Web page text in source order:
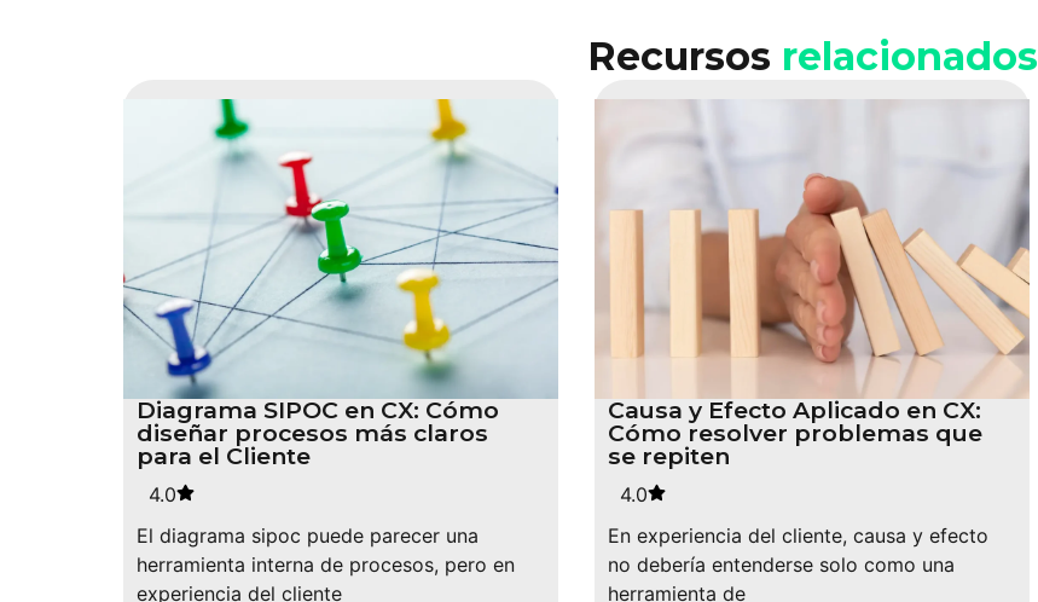
Recursos relacionados
Diagrama SIPOC en CX: Cómo
diseñar procesos más claros
para el Cliente
4.0
El diagrama sipoc puede parecer una
herramienta interna de procesos, pero en
experiencia del cliente
Causa y Efecto Aplicado en CX:
Cómo resolver problemas que
se repiten
4.0
En experiencia del cliente, causa y efecto
no debería entenderse solo como una
herramienta de